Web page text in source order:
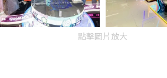
點擊圖片放大